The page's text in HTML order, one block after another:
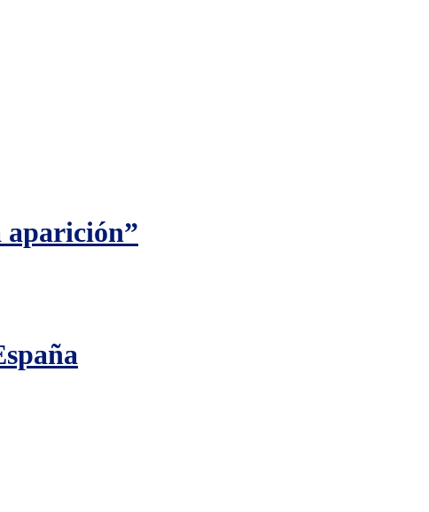
aparición”